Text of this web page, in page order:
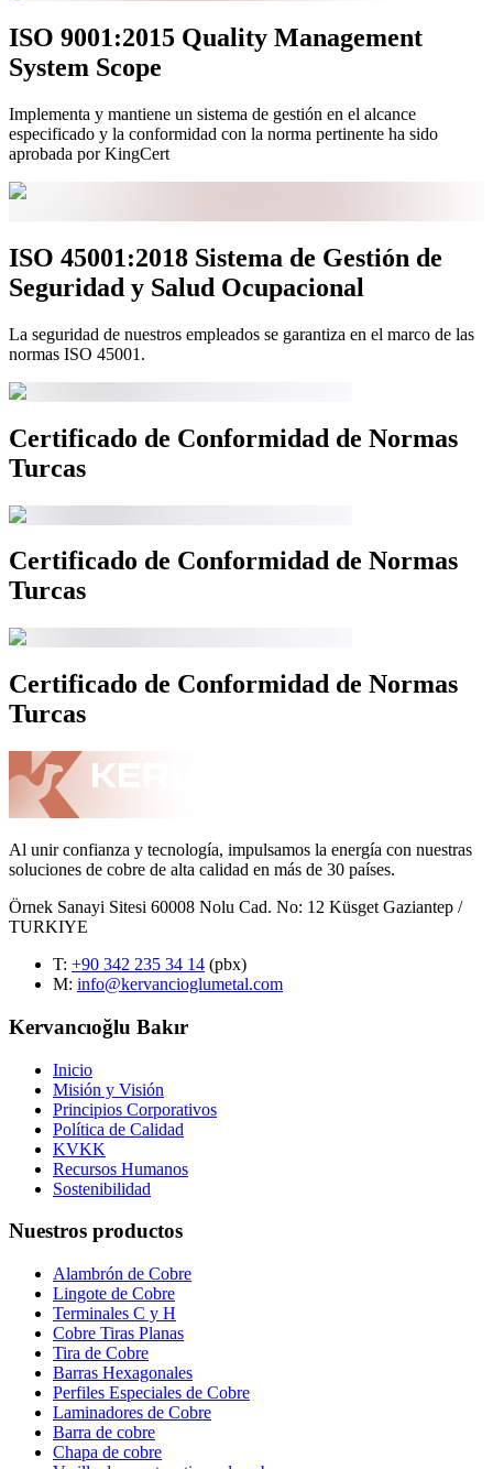
ISO 9001:2015 Quality Management
System Scope
Implementa y mantiene un sistema de gestión en el alcance
especificado y la conformidad con la norma pertinente ha sido
aprobada por KingCert
ISO 45001:2018 Sistema de Gestión de
Seguridad y Salud Ocupacional
La seguridad de nuestros empleados se garantiza en el marco de las
normas ISO 45001.
Certificado de Conformidad de Normas
Turcas
Certificado de Conformidad de Normas
Turcas
Certificado de Conformidad de Normas
Turcas
Al unir confianza y tecnología, impulsamos la energía con nuestras
soluciones de cobre de alta calidad en más de 30 países.
Örnek Sanayi Sitesi 60008 Nolu Cad. No: 12 Küsget Gaziantep /
TURKIYE
T: +90 342 235 34 14 (pbx)
M: info@kervancioglumetal.com
Kervancıoğlu Bakır
Inicio
Misión y Visión
Principios Corporativos
Política de Calidad
KVKK
Recursos Humanos
Sostenibilidad
Nuestros productos
Alambrón de Cobre
Lingote de Cobre
Terminales C y H
Cobre Tiras Planas
Tira de Cobre
Barras Hexagonales
Perfiles Especiales de Cobre
Laminadores de Cobre
Barra de cobre
Chapa de cobre